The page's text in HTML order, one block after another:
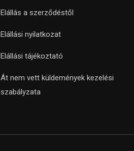
Elállás a szerződéstől
Elállási nyilatkozat
Elállási tájékoztató
Át nem vett küldemények kezelési
szabályzata